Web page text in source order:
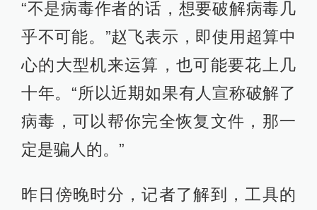
“不是病毒作者的话，想要破解病毒几
乎不可能。”赵飞表示，即使用超算中
心的大型机来运算，也可能要花上几
十年。“所以近期如果有人宣称破解了
病毒，可以帮你完全恢复文件，那一
定是骗人的。”
昨日傍晚时分，记者了解到，工具的